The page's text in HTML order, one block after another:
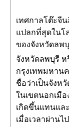
เทศกาลโต๊ะจี
แปลกที่สุดในโ
ของจังหวัดลพ
จังหวัดลพบุรี ห
กรุงเทพมหาน
ชื่อว่าเป็นจังห
ในเขตนอกเมื
เกิดขึ้นแทนแล
เมื่อเวลาผ่าน